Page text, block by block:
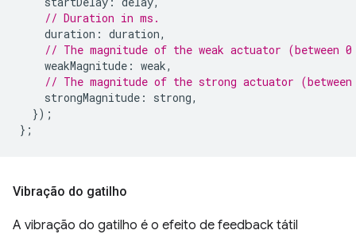
// Duration in ms.
duration : duration,
// The magnitude of the weak actuator (between
weakMagnitude : weak,
// The magnitude of the strong actuator
strongMagnitude : strong,
});
};
Vibração do gatilho
A vibração do gatilho é o efeito de feedback tátil